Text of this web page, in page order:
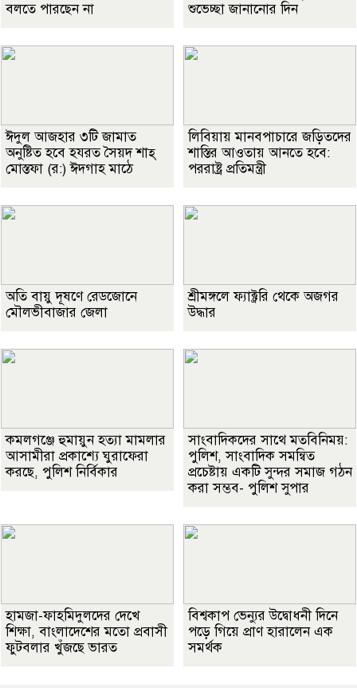
বলতে পারছেন না
শুভেচ্ছা জানানোর দিন
ঈদুল আজহার ৩টি জামাত
অনুষ্টিত হবে হযরত সৈয়দ শাহ্
মোস্তফা (র:) ঈদগাহ মাঠে
লিবিয়ায় মানবপাচারে জড়িতদের
শাস্তির আওতায় আনতে হবে:
পররাষ্ট্র প্রতিমন্ত্রী
অতি বায়ু দূষণে রেডজোনে
মৌলভীবাজার জেলা
শ্রীমঙ্গলে ফ্যাক্ট্ররি থেকে অজগর
উদ্ধার
কমলগঞ্জে হুমায়ুন হত্যা মামলার
আসামীরা প্রকাশ্যে ঘুরাফেরা
করছে, পুলিশ নির্বিকার
সাংবাদিকদের সাথে মতবিনিময়:
পুলিশ, সাংবাদিক সমন্বিত
প্রচেষ্টায় একটি সুন্দর সমাজ গঠন
করা সম্ভব- পুলিশ সুপার
হামজা-ফাহমিদুলদের দেখে
শিক্ষা, বাংলাদেশের মতো প্রবাসী
ফুটবলার খুঁজছে ভারত
বিশ্বকাপ ভেন্যুর উদ্বোধনী দিনে
পড়ে গিয়ে প্রাণ হারালেন এক
সমর্থক